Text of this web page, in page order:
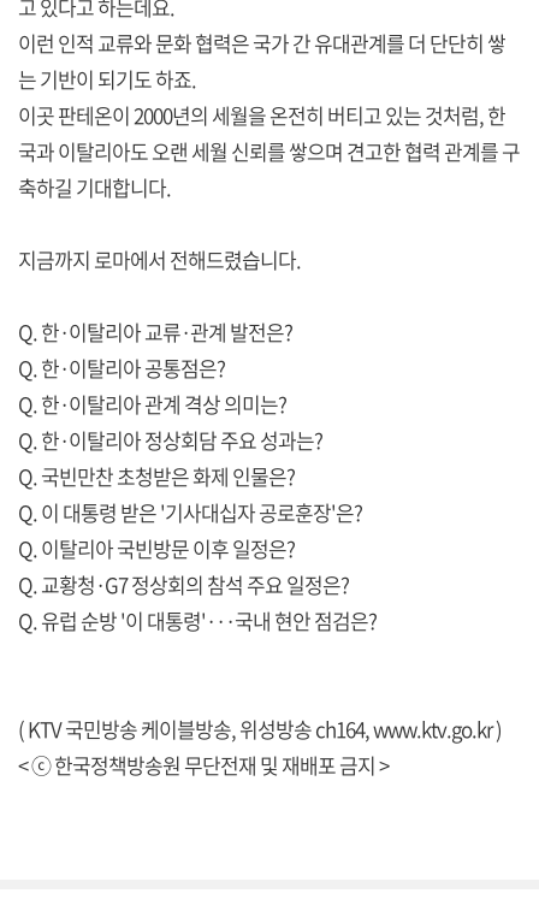
고 있다고 하는데요.
이런 인적 교류와 문화 협력은 국가 간 유대관계를 더 단단히 쌓
는 기반이 되기도 하죠.
이곳 판테온이 2000년의 세월을 온전히 버티고 있는 것처럼, 한
국과 이탈리아도 오랜 세월 신뢰를 쌓으며 견고한 협력 관계를 구
축하길 기대합니다.
지금까지 로마에서 전해드렸습니다.
Q. 한·이탈리아 교류·관계 발전은?
Q. 한·이탈리아 공통점은?
Q. 한·이탈리아 관계 격상 의미는?
Q. 한·이탈리아 정상회담 주요 성과는?
Q. 국빈만찬 초청받은 화제 인물은?
Q. 이 대통령 받은 '기사대십자 공로훈장'은?
Q. 이탈리아 국빈방문 이후 일정은?
Q. 교황청·G7 정상회의 참석 주요 일정은?
Q. 유럽 순방 '이 대통령'···국내 현안 점검은?
( KTV 국민방송 케이블방송, 위성방송 ch164,www.ktv.go.kr)
< ⓒ 한국정책방송원 무단전재 및 재배포 금지 >